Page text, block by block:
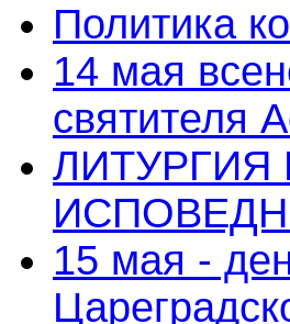
Политика
14 мая
святителя
15 мая -